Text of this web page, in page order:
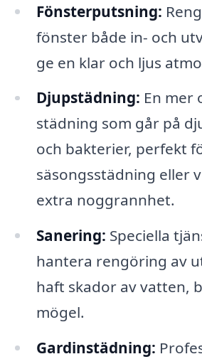
Fönsterputsning:
fönster både in- och
ge en klar och ljus
Djupstädning: En mer
städning som går på
och bakterier, perfekt
säsongsstädning eller
extra noggrannhet.
Sanering: Speciella
hantera rengöring av
haft skador av vatten,
mögel.
Gardinstädning: